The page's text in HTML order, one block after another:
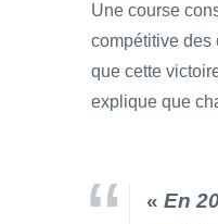
Une course
compétitive des
que cette
explique que
« En